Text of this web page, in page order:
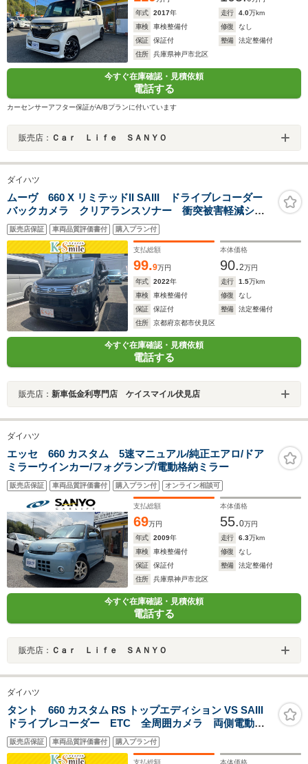
年式
2017年 走行 4.0万km
車検
車検整備付 修復
なし
保証
保証付 整備
法定整備付
住所
兵庫県神戸市北区
今すぐ在庫確認・見積依頼
電話する
カーセンサーアフター保証がA/Bプランに付いています
販売店： Ｃａｒ Ｌｉｆｅ ＳＡＮＹＯ
ダイハツ
ムーヴ 660 X リミテッドII SAIII ドライブレコーダー
バックカメラ クリアランスソナー 衝突被害軽減シス
テム オートマチックハイビーム オートライト LED
ヘッドランプ スマートキー アイドリングストップ
電動格納ミラー
販売店保証 車両品質評価書付 購入プラン付
支払総額
99.9万円
本体価格
90.2万円
年式
2022年 走行 1.5万km
車検
車検整備付 修復
なし
保証
保証付 整備
法定整備付
住所
京都府京都市伏見区
今すぐ在庫確認・見積依頼
電話する
販売店： 新車低金利専門店 ケイスマイル伏見店
ダイハツ
エッセ 660 カスタム 5速マニュアル/純正エアロ/ドア
ミラーウインカー/フォグランプ/電動格納ミラー
販売店保証 車両品質評価書付 購入プラン付 オンライン相談可
支払総額
69万円
本体価格
55.0万円
年式
2009年 走行 6.3万km
車検
車検整備付 修復
なし
保証
保証付 整備
法定整備付
住所
兵庫県神戸市北区
今すぐ在庫確認・見積依頼
電話する
販売店： Ｃａｒ Ｌｉｆｅ ＳＡＮＹＯ
ダイハツ
タント 660 カスタム RS トップエディション VS SAIII
ドライブレコーダー ETC 全周囲カメラ 両側電動ス
ライドドア TV 衝突被害軽減システム オートマチッ
クハイビーム オートライト LEDヘッドランプ アイ
販売店保証 車両品質評価書付 購入プラン付